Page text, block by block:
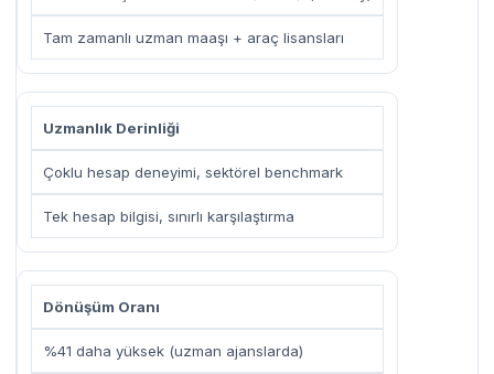
Tam zamanlı uzman maaşı + araç lisansları
Uzmanlık Derinliği
Çoklu hesap deneyimi, sektörel benchmark
Tek hesap bilgisi, sınırlı karşılaştırma
Dönüşüm Oranı
%41 daha yüksek (uzman ajanslarda)